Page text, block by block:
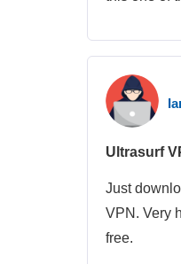
Ultrasurf
Just
VPN. Very
free.